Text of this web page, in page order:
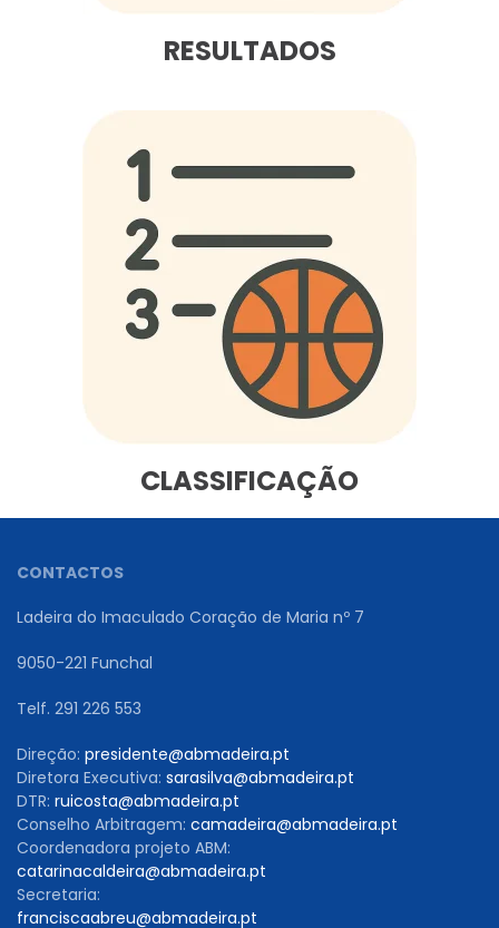
RESULTADOS
CLASSIFICAÇÃO
CONTACTOS
Ladeira do Imaculado Coração de Maria nº 7
9050-221 Funchal
Telf. 291 226 553
Direção: presidente@abmadeira.pt
Diretora Executiva: sarasilva@abmadeira.pt
DTR: ruicosta@abmadeira.pt
Conselho Arbitragem: camadeira@abmadeira.pt
Coordenadora projeto ABM:
catarinacaldeira@abmadeira.pt
Secretaria:
franciscaabreu@abmadeira.pt